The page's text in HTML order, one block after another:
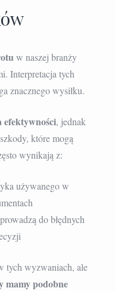
w naszej branży
Interpretacja tych
znacznego wysiłku.
efektywności, jednak
które mogą
wynikają z:
używanego w
do błędnych
tych wyzwaniach, ale
mamy podobne